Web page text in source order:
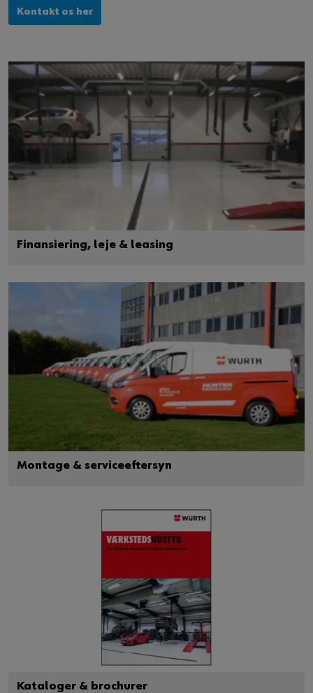
Kontakt os her
Finansiering, leje & leasing
Montage & serviceeftersyn
Kataloger & brochurer